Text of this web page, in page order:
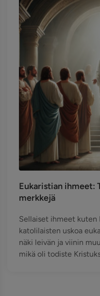
Eukaristian ihmeet:
merkkejä
Sellaiset ihmeet kuten
katolilaisten uskoa
näki leivän ja viinin
mikä oli todiste